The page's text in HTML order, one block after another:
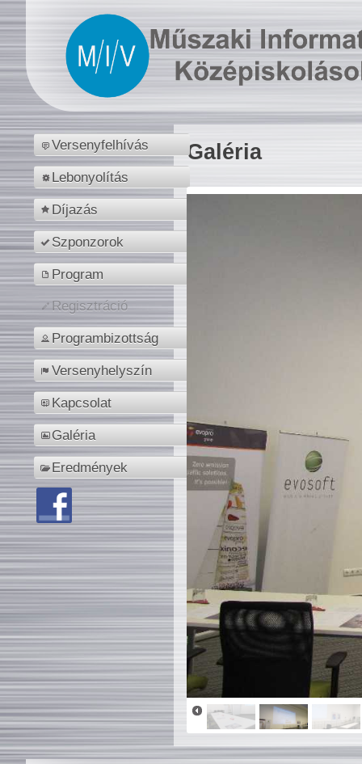
Versenyfelhívás
Lebonyolítás
Díjazás
Szponzorok
Program
Regisztráció
Programbizottság
Versenyhelyszín
Kapcsolat
Galéria
Eredmények
Galéria